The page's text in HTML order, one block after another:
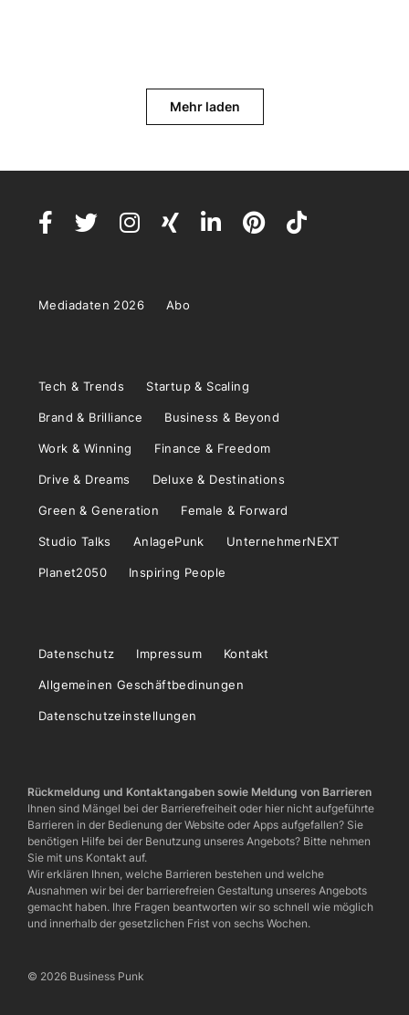
Mehr laden
Mediadaten 2026 Abo
Tech & Trends Startup & Scaling
Brand & Brilliance Business & Beyond
Work & Winning Finance & Freedom
Drive & Dreams Deluxe & Destinations
Green & Generation Female & Forward
Studio Talks AnlagePunk UnternehmerNEXT
Planet2050 Inspiring People
Datenschutz Impressum Kontakt
Allgemeinen Geschäftbedinungen
Datenschutzeinstellungen
Rückmeldung und Kontaktangaben sowie Meldung von Barrieren
Ihnen sind Mängel bei der Barrierefreiheit oder hier nicht aufgeführte
Barrieren in der Bedienung der Website oder Apps aufgefallen? Sie
benötigen Hilfe bei der Benutzung unseres Angebots? Bitte nehmen
Sie mit uns Kontakt auf.
Wir erklären Ihnen, welche Barrieren bestehen und welche
Ausnahmen wir bei der barrierefreien Gestaltung unseres Angebots
gemacht haben. Ihre Fragen beantworten wir so schnell wie möglich
und innerhalb der gesetzlichen Frist von sechs Wochen.
© 2026 Business Punk